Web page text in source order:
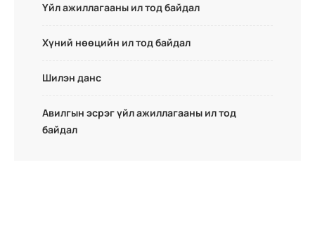
Үйл ажиллагааны ил тод байдал
Хүний нөөцийн ил тод байдал
Шилэн данс
Авилгын эсрэг үйл ажиллагааны ил тод
байдал